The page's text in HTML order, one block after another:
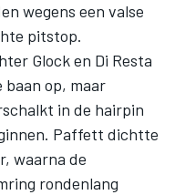
wegens een valse
pitstop.
Glock en Di Resta
op, maar
in de hairpin
Paffett dichtte
waarna de
rondenlang